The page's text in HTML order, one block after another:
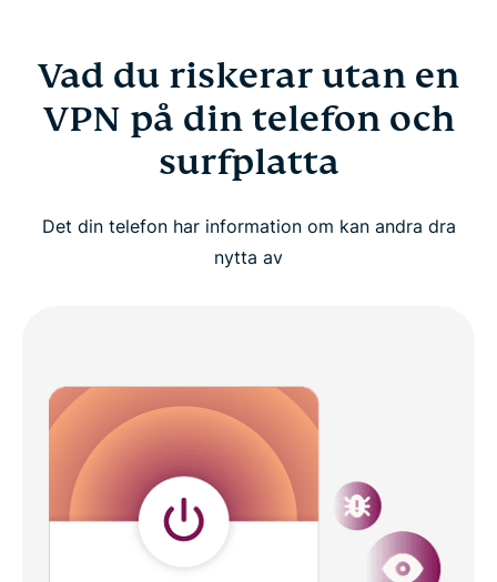
Vad du riskerar utan en
VPN på din telefon och
surfplatta
Det din telefon har information om kan andra dra
nytta av